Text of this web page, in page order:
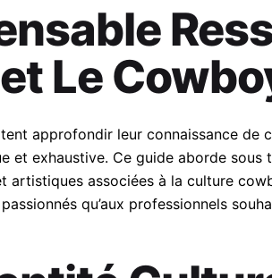
Le
approfondir leur connaissance de
et exhaustive. Ce guide aborde sous
artistiques associées à la culture
passionnés qu’aux professionnels